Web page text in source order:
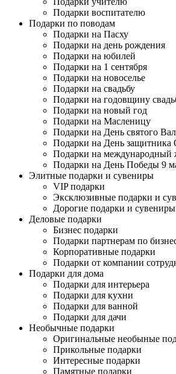
Подарки воспитателю
Подарки по поводам
Подарки на Пасху
Подарки на день рождения
Подарки на юбилей
Подарки на 1 сентября
Подарки на новоселье
Подарки на свадьбу
Подарки на годовщину
Подарки на новый год
Подарки на Масленицу
Подарки на День святого
Подарки на День защитника
Подарки на международный
Подарки на День Победы 9
Элитные подарки и сувениры
VIP подарки
Эксклюзивные подарки и
Дорогие подарки и сувениры
Деловые подарки
Бизнес подарки
Подарки партнерам по
Корпоративные подарки
Подарки от компании
Подарки для дома
Подарки для интерьера
Подарки для кухни
Подарки для ванной
Подарки для дачи
Необычные подарки
Оригинальные необыные
Прикольные подарки
Интересные подарки
Памятные подарки